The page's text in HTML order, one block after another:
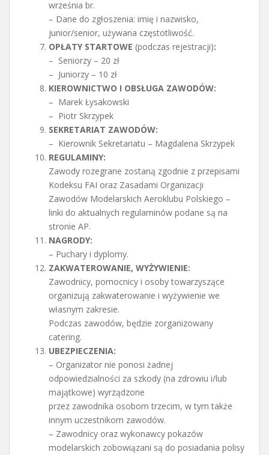
września br.
– Dane do zgłoszenia: imię i nazwisko,
junior/senior, używana częstotliwość.
OPŁATY STARTOWE (podczas rejestracji):
– Seniorzy – 20 zł
– Juniorzy – 10 zł
KIEROWNICTWO I OBSŁUGA ZAWODÓW:
– Marek Łysakowski
– Piotr Skrzypek
SEKRETARIAT ZAWODÓW:
– Kierownik Sekretariatu – Magdalena Skrzypek
REGULAMINY:
Zawody rozegrane zostaną zgodnie z przepisami
Kodeksu FAI oraz Zasadami Organizacji
Zawodów Modelarskich Aeroklubu Polskiego –
linki do aktualnych regulaminów podane są na
stronie AP.
NAGRODY:
– Puchary i dyplomy.
ZAKWATEROWANIE, WYŻYWIENIE:
Zawodnicy, pomocnicy i osoby towarzyszące
organizują zakwaterowanie i wyżywienie we
własnym zakresie.
Podczas zawodów, będzie zorganizowany
catering.
UBEZPIECZENIA:
– Organizator nie ponosi żadnej
odpowiedzialności za szkody (na zdrowiu i/lub
majątkowe) wyrządzone
przez zawodnika osobom trzecim, w tym także
innym uczestnikom zawodów.
– Zawodnicy oraz wykonawcy pokazów
modelarskich zobowiązani są do posiadania polisy